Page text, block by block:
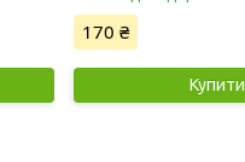
170 ₴
Купити